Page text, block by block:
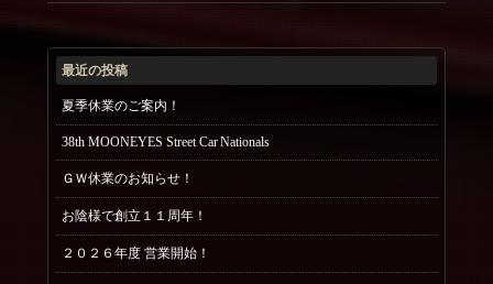
最近の投稿
夏季休業のご案内！
38th MOONEYES Street Car Nationals
ＧＷ休業のお知らせ！
お陰様で創立１１周年！
２０２６年度 営業開始！